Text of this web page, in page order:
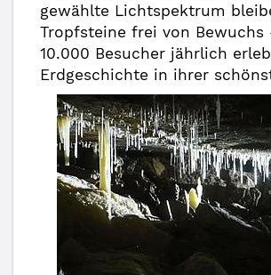
gewählte Lichtspektrum
Tropfsteine frei von Bewuchs
10.000 Besucher jährlich
Erdgeschichte in ihrer